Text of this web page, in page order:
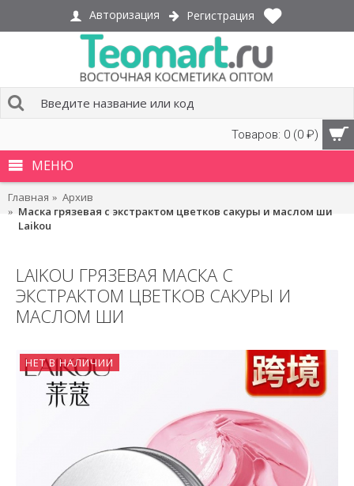
Авторизация Регистрация
Товаров: 0 (0 ₽)
МЕНЮ
Главная
Архив
Маска грязевая с экстрактом цветков сакуры и маслом ши
Laikou
LAIKOU ГРЯЗЕВАЯ МАСКА С
ЭКСТРАКТОМ ЦВЕТКОВ САКУРЫ И
МАСЛОМ ШИ
НЕТ В НАЛИЧИИ